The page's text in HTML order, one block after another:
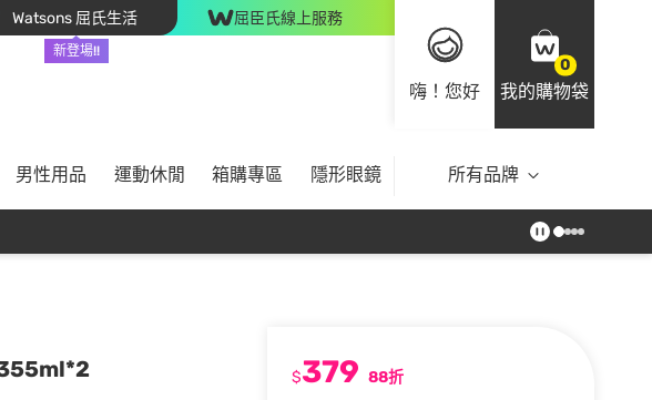
Watsons 屈氏生活
新登場!!
屈臣氏線上服務
嗨！您好
0
我的購物袋
男性用品 運動休閒 箱購專區 隱形眼鏡 所有品牌
$379 88折